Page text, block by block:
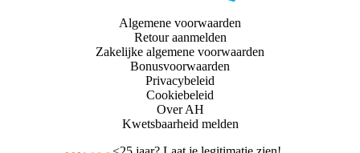
Algemene voorwaarden
Retour aanmelden
Zakelijke algemene voorwaarden
Bonusvoorwaarden
Privacybeleid
Cookiebeleid
Over AH
Kwetsbaarheid melden